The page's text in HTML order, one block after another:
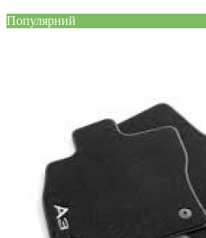
Популярний